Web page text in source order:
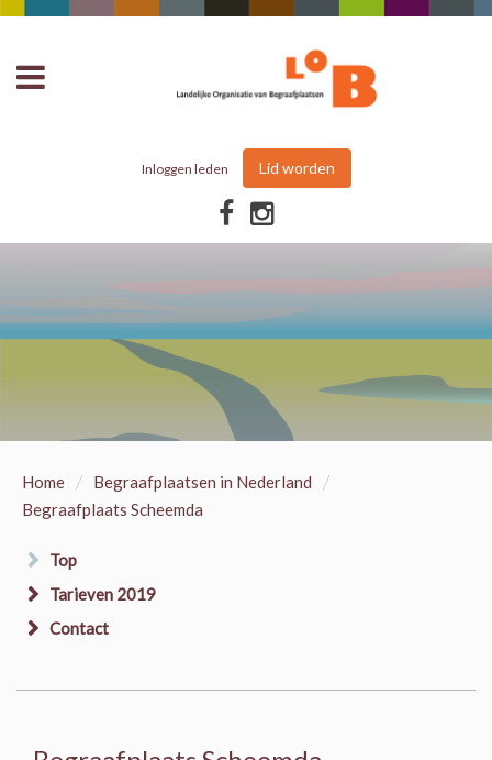
Inloggen leden Lid worden
Home / Begraafplaatsen in Nederland /
Begraafplaats Scheemda
Top
Tarieven 2019
Contact